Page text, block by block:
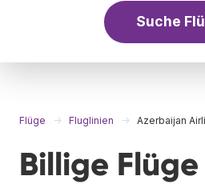
Suche
Flüge Fluglinien Azerbaijan
Billige